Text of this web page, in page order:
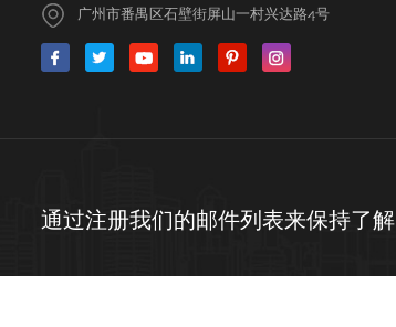
广州市番禺区石壁街屏山一村兴达路4号
通过注册我们的邮件列表来保持了解